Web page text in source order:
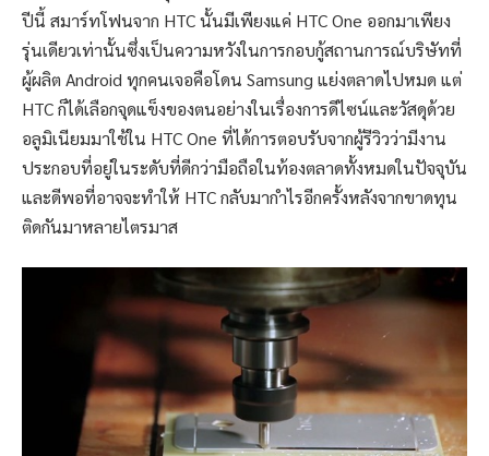
ปีนี้ สมาร์ทโฟนจาก HTC นั้นมีเพียงแค่ HTC One ออกมาเพียง
รุ่นเดียวเท่านั้นซึ่งเป็นความหวังในการกอบกู้สถานการณ์บริษัทที่
ผู้ผลิต Android ทุกคนเจอคือโดน Samsung แย่งตลาดไปหมด แต่
HTC ก็ได้เลือกจุดแข็งของตนอย่างในเรื่องการดีไซน์และวัสดุด้วย
อลูมิเนียมมาใช้ใน HTC One ที่ได้การตอบรับจากผู้รีวิวว่ามีงาน
ประกอบที่อยู่ในระดับที่ดีกว่ามือถือในท้องตลาดทั้งหมดในปัจจุบัน
และดีพอที่อาจจะทำให้ HTC กลับมากำไรอีกครั้งหลังจากขาดทุน
ติดกันมาหลายไตรมาส